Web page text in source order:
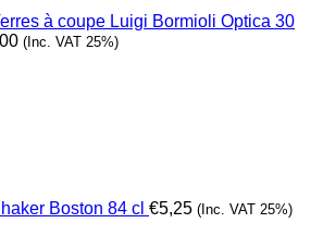
à coupe Luigi Bormioli Optica 30
(Inc. VAT 25%)
Boston 84 cl €5,25 (Inc. VAT 25%)